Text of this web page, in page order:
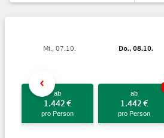
Mi., 07.10.
ab
1.442 €
pro Person
Do., 08.10.
ab
1.442 €
pro Person